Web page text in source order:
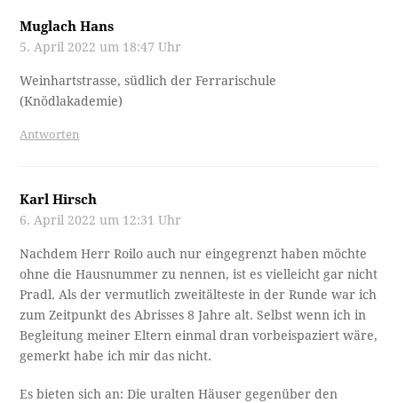
Muglach Hans
5. April 2022 um 18:47 Uhr
Weinhartstrasse, südlich der Ferrarischule
(Knödlakademie)
Antworten
Karl Hirsch
6. April 2022 um 12:31 Uhr
Nachdem Herr Roilo auch nur eingegrenzt haben möchte
ohne die Hausnummer zu nennen, ist es vielleicht gar nicht
Pradl. Als der vermutlich zweitälteste in der Runde war ich
zum Zeitpunkt des Abrisses 8 Jahre alt. Selbst wenn ich in
Begleitung meiner Eltern einmal dran vorbeispaziert wäre,
gemerkt habe ich mir das nicht.
Es bieten sich an: Die uralten Häuser gegenüber den